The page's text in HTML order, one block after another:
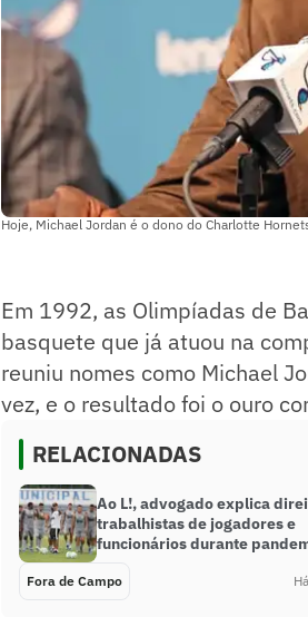
Hoje, Michael Jordan é o dono do Charlotte
Em 1992, as Olimpíadas de
basquete que já atuou na
reuniu nomes como Michael
vez, e o resultado foi o ouro
RELACIONADAS
Ao L!, advogado explica
trabalhistas de jogadores e
funcionários durante
Fora de Campo